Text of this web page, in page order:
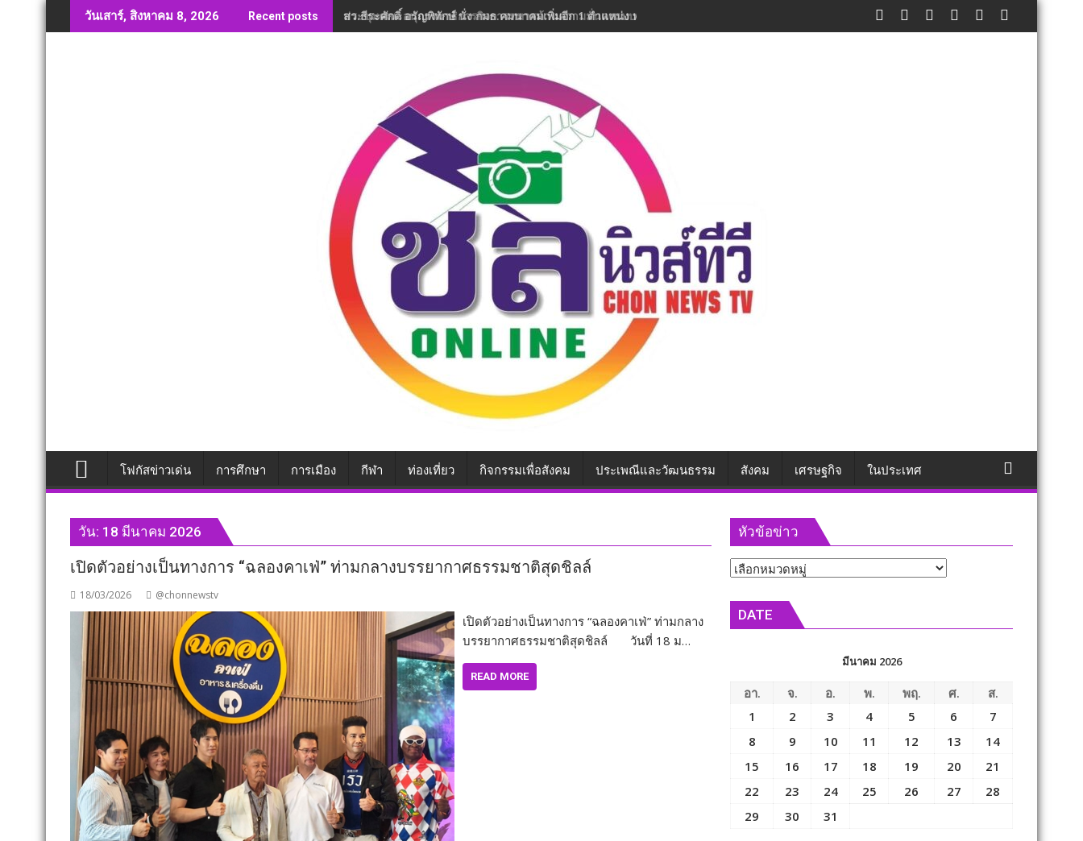
to
วันเสาร์, สิงหาคม 8, 2026 Recent posts สว.ธีระศักดิ์ อรัญพิทักษ์ นั่ง กมธ.คมนาคมเพิ่มอีก 1 ตำแหน่ง พร้อมลุยงานทันที
โฟกัสข่าวเด่น การศึกษา การเมือง กีฬา ท่องเที่ยว กิจกรรมเพื่อสังคม ประเพณีและวัฒนธรรม สังคม เศรษฐกิจ ในประเทศ
วัน: 18 มีนาคม 2026
เปิดตัวอย่างเป็นทางการ “ฉลองคาเฟ่” ท่ามกลางบรรยากาศธรรมชาติสุดชิลล์
18/03/2026 @chonnewstv
เปิดตัวอย่างเป็นทางการ “ฉลองคาเฟ่” ท่ามกลาง
บรรยากาศธรรมชาติสุดชิลล์ วันที่ 18 ม…
READ MORE
หัวข้อข่าว
หัวข้อ
DATE
มีนาคม 2026
อา. จ. อ. พ. พฤ. ศ.
ส.
1
2 3 4 5 6
7
8
9 10 11 12 13
14
15
16 17 18 19 20
21
22
23 24 25 26 27
28
29
30 31